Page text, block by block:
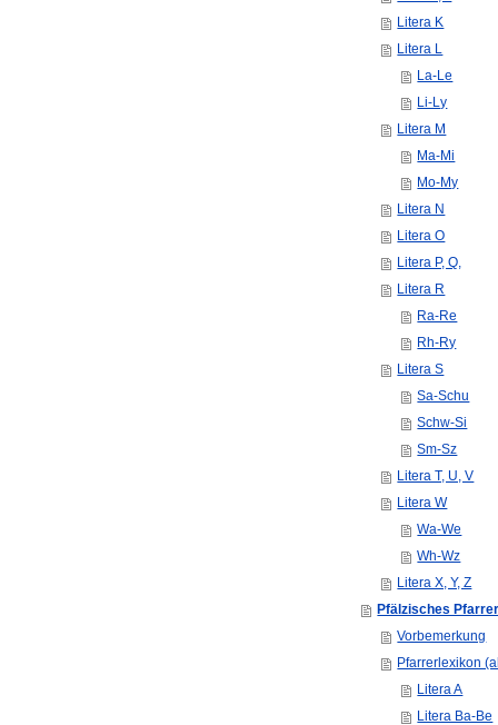
Litera K
Litera L
La-Le
Li-Ly
Litera M
Ma-Mi
Mo-My
Litera N
Litera O
Litera P, Q,
Litera R
Ra-Re
Rh-Ry
Litera S
Sa-Schu
Schw-Si
Sm-Sz
Litera T, U, V
Litera W
Wa-We
Wh-Wz
Litera X, Y, Z
Pfälzisches
Vorbemerkung
Pfarrerlexikon
Litera A
Litera Ba-Be